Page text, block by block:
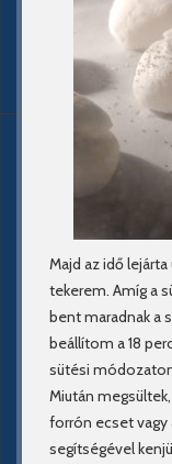
Majd az idő
tekerem. Amíg a
bent maradnak a
beállítom a 18
sütési
Miután
forrón ecset vagy
segítségével